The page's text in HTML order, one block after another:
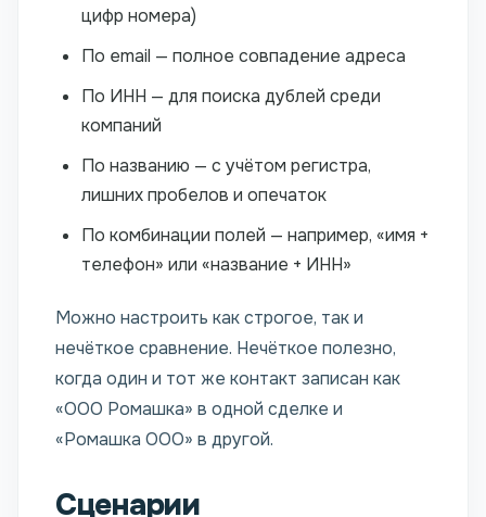
цифр номера)
По email — полное совпадение адреса
По ИНН — для поиска дублей среди
компаний
По названию — с учётом регистра,
лишних пробелов и опечаток
По комбинации полей — например, «имя +
телефон» или «название + ИНН»
Можно настроить как строгое, так и
нечёткое сравнение. Нечёткое полезно,
когда один и тот же контакт записан как
«ООО Ромашка» в одной сделке и
«Ромашка ООО» в другой.
Сценарии